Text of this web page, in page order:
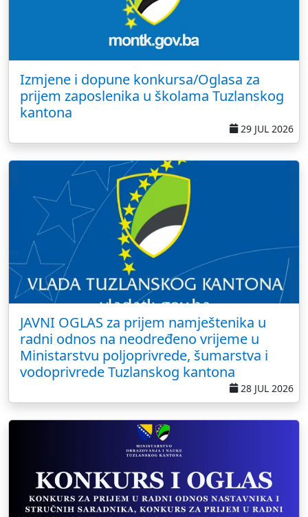
Izmjene i dopune konkursa/Oglasa za
prijem zaposlenika u školama Tuzlanskog
kantona
29 JUL 2026
JAVNI OGLAS za prijem namještenika u
radni odnos na neodređeno vrijeme u
Ministarstvu poljoprivrede, šumarstva i
vodoprivrede Tuzlanskog kantona
28 JUL 2026